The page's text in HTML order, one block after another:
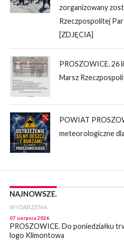
zorganizowany
Rzeczpospolitej
[ZDJĘCIA]
PROSZOWICE. 26
Marsz
POWIAT
meteorologiczne
NAJNOWSZE.
WYDARZENIA
07 sierpnia 2026
PROSZOWICE. Do poniedziałku
logo Klimontowa